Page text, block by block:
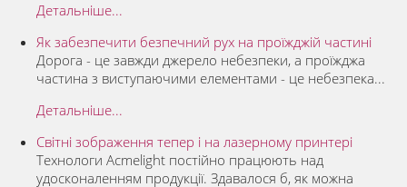
Детальніше...
Як забезпечити безпечний рух на проїжджій частині
Дорога - це завжди джерело небезпеки, а проїжджа
частина з виступаючими елементами - це небезпека...
Детальніше...
Світні зображення тепер і на лазерному принтері
Технологи Acmelight постійно працюють над
удосконаленням продукції. Здавалося б, як можна